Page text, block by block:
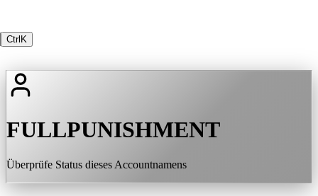
Ctrl K
FULLPUNISHMENT
Überprüfe Status dieses Accountnamens